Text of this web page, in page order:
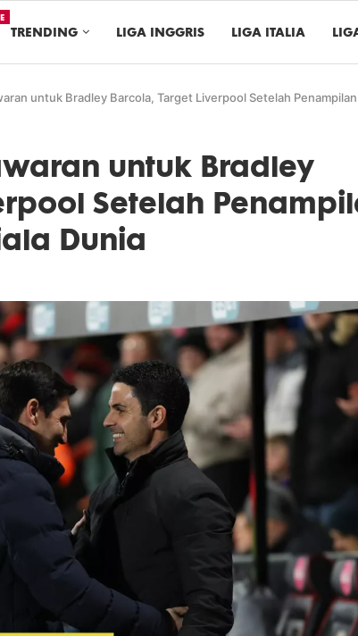
TRENDING LIGA INGGRIS LIGA ITALIA
untuk Bradley Barcola, Target Liverpool Setelah
untuk Bradley
Setelah
Dunia